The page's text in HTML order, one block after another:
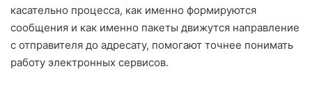
касательно процесса, как именно формируются
сообщения и как именно пакеты движутся направление
с отправителя до адресату, помогают точнее понимать
работу электронных сервисов.